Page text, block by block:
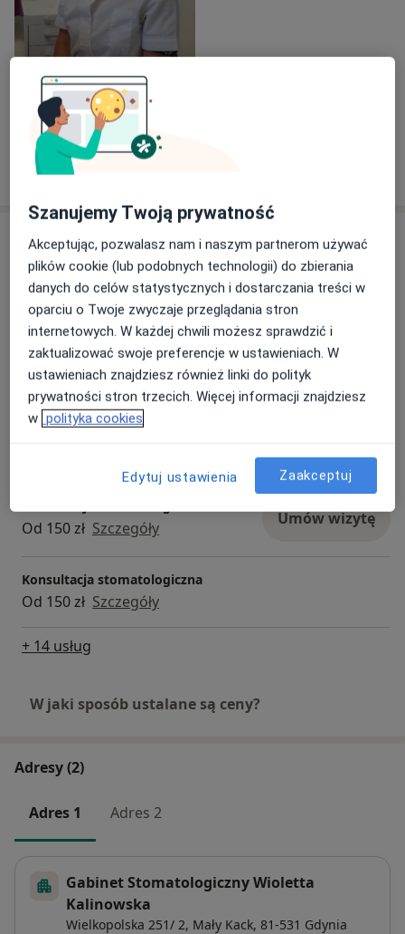
Zobacz galerię (1)
Usługi i ceny
Badania stomatologiczne
Od 150 zł Szczegóły Umów wizytę
Fluoryzacja zębów
Od 200 zł Szczegóły Umów wizytę
Lakowanie zębów
Od 150 zł Szczegóły Umów wizytę
Konsultacja stomatologiczna
Od 150 zł Szczegóły
+ 14 usług
W jaki sposób ustalane są ceny?
Adresy (2)
Adres 1 Adres 2
Gabinet Stomatologiczny Wioletta
Kalinowska
Wielkopolska 251/ 2, Mały Kack, 81-531 Gdynia
Szanujemy Twoją prywatność
Akceptując, pozwalasz nam i naszym partnerom używać
plików cookie (lub podobnych technologii) do zbierania
danych do celów statystycznych i dostarczania treści w
oparciu o Twoje zwyczaje przeglądania stron
internetowych. W każdej chwili możesz sprawdzić i
zaktualizować swoje preferencje w ustawieniach. W
ustawieniach znajdziesz również linki do polityk
prywatności stron trzecich. Więcej informacji znajdziesz
w polityka cookies
Edytuj ustawienia Zaakceptuj